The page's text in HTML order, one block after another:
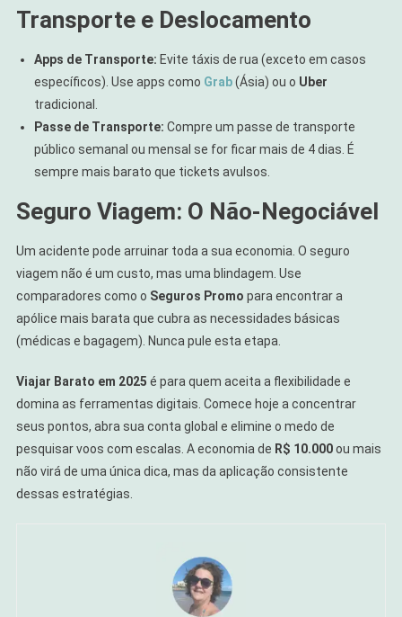
Transporte e Deslocamento
Apps de Transporte: Evite táxis de rua (exceto em casos
específicos). Use apps como Grab(Ásia) ou o Uber
tradicional.
Passe de Transporte: Compre um passe de transporte
público semanal ou mensal se for ficar mais de 4 dias. É
sempre mais barato que tickets avulsos.
Seguro Viagem: O Não-Negociável
Um acidente pode arruinar toda a sua economia. O seguro
viagem não é um custo, mas uma blindagem. Use
comparadores como o Seguros Promo para encontrar a
apólice mais barata que cubra as necessidades básicas
(médicas e bagagem). Nunca pule esta etapa.
Viajar Barato em 2025 é para quem aceita a flexibilidade e
domina as ferramentas digitais. Comece hoje a concentrar
seus pontos, abra sua conta global e elimine o medo de
pesquisar voos com escalas. A economia de R$ 10.000ou mais
não virá de uma única dica, mas da aplicação consistente
dessas estratégias.